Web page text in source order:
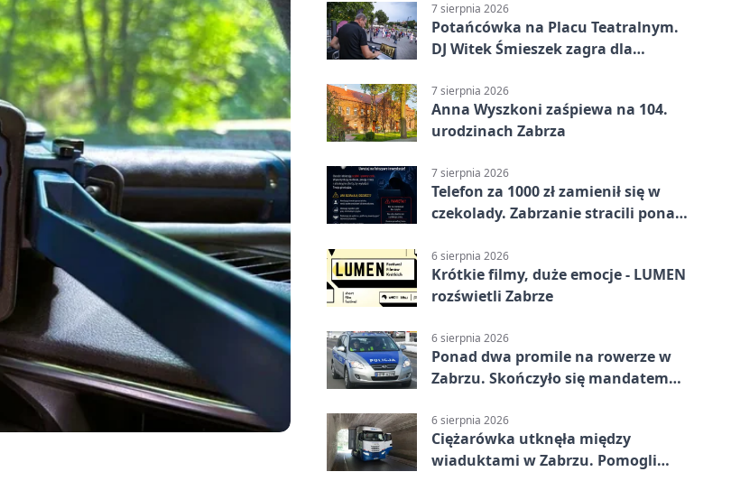
7 sierpnia 2026
Potańcówka na Placu Teatralnym.
DJ Witek Śmieszek zagra dla
7 sierpnia 2026
Anna Wyszkoni zaśpiewa na 104.
urodzinach Zabrza
7 sierpnia 2026
Telefon za 1000 zł zamienił się w
czekolady. Zabrzanie stracili ponad
6 sierpnia 2026
Krótkie filmy, duże emocje - LUMEN
rozświetli Zabrze
6 sierpnia 2026
Ponad dwa promile na rowerze w
Zabrzu. Skończyło się mandatem
6 sierpnia 2026
Ciężarówka utknęła między
wiaduktami w Zabrzu. Pomogli